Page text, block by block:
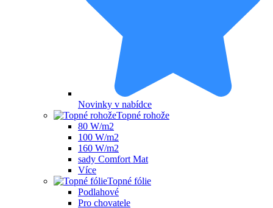
Novinky v nabídce
Topné rohože
80 W/m2
100 W/m2
160 W/m2
sady Comfort Mat
Více
Topné fólie
Podlahové
Pro chovatele